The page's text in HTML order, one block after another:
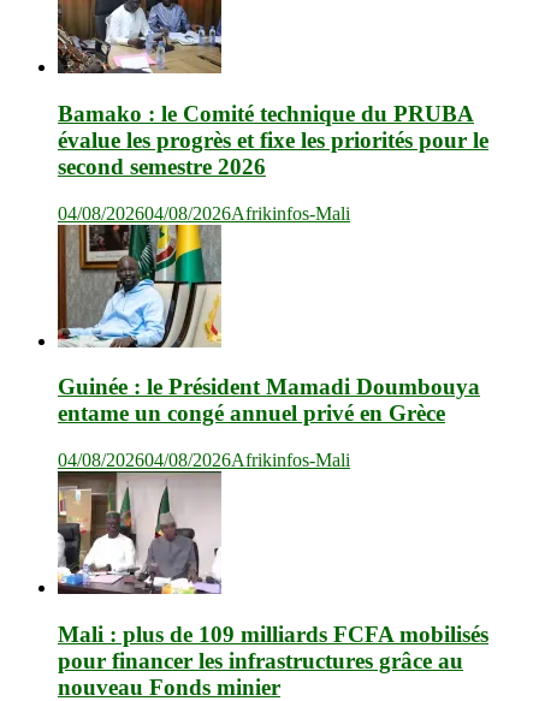
Bamako : le Comité technique du PRUBA
évalue les progrès et fixe les priorités pour le
second semestre 2026
04/08/202604/08/2026Afrikinfos-Mali
Guinée : le Président Mamadi Doumbouya
entame un congé annuel privé en Grèce
04/08/202604/08/2026Afrikinfos-Mali
Mali : plus de 109 milliards FCFA mobilisés
pour financer les infrastructures grâce au
nouveau Fonds minier